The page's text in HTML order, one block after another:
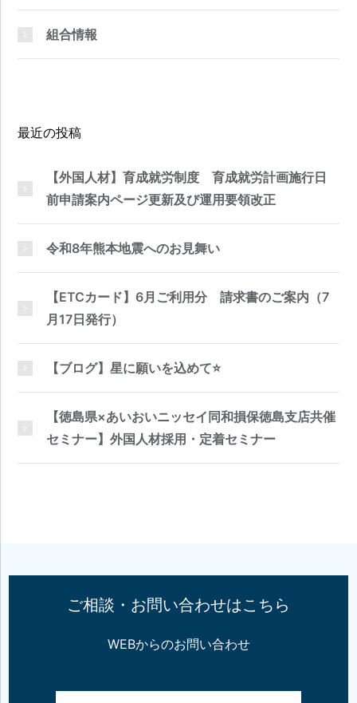
組合情報
最近の投稿
【外国人材】育成就労制度 育成就労計画施行日
前申請案内ページ更新及び運用要領改正
令和8年熊本地震へのお見舞い
【ETCカード】6月ご利用分 請求書のご案内（7
月17日発行）
【ブログ】星に願いを込めて⭐
【徳島県×あいおいニッセイ同和損保徳島支店共催
セミナー】外国人材採用・定着セミナー
ご相談・お問い合わせはこちら
WEBからのお問い合わせ